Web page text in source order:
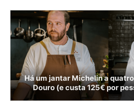
Há um jantar Michelin a
Douro (e custa 125€ por